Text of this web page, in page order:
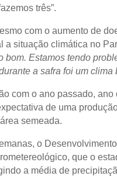
três”.
com o aumento de
a situação climática no
bom. Estamos tendo
a safra foi um clima
com o ano passado,
de uma
semeada.
o
que o
a média de